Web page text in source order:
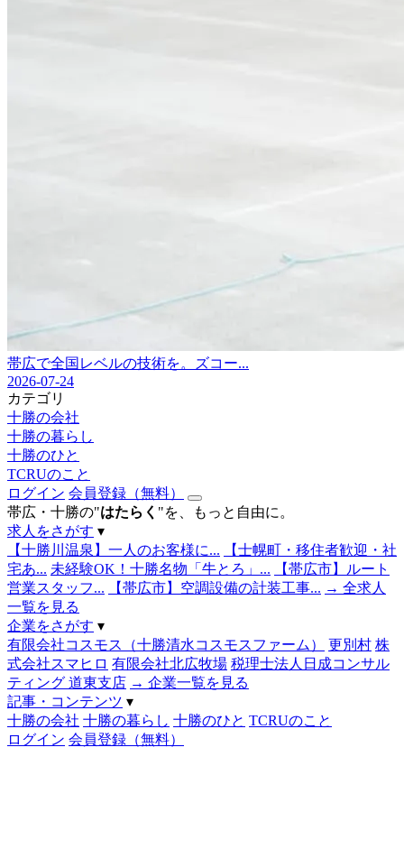
帯広で全国レベルの技術を。ズコー...
2026-07-24
カテゴリ
十勝の会社
十勝の暮らし
十勝のひと
TCRUのこと
ログイン 会員登録（無料）
帯広・十勝の"はたらく "を、もっと自由に。
求人をさがす ▾
【十勝川温泉】一人のお客様に...
【士幌町・移住者歓迎・社
宅あ... 未経験OK！十勝名物「牛とろ」...
【帯広市】ルート
営業スタッフ...
【帯広市】空調設備の計装工事... → 全求人
一覧を見る
企業をさがす ▾
有限会社コスモス（十勝清水コスモスファーム）
更別村 株
式会社スマヒロ 有限会社北広牧場 税理士法人日成コンサル
ティング 道東支店 → 企業一覧を見る
記事・コンテンツ ▾
十勝の会社 十勝の暮らし 十勝のひと TCRUのこと
ログイン 会員登録（無料）